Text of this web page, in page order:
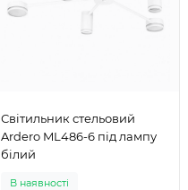
Світильник стельовий
Ardero ML486-6 під лампу
білий
В наявності